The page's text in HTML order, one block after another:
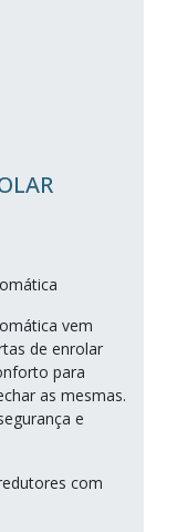
vem
de enrolar
para
as mesmas.
e
com